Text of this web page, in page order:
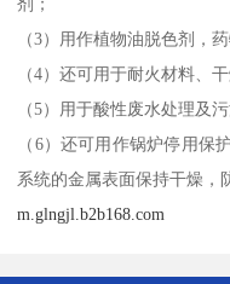
剂；
（3）用作植物油脱色剂，
（4）还可用于耐火材料、干
（5）用于酸性废水处理及
（6）还可用作锅炉停用保
系统的金属表面保持干燥，
m.glngjl.b2b168.com